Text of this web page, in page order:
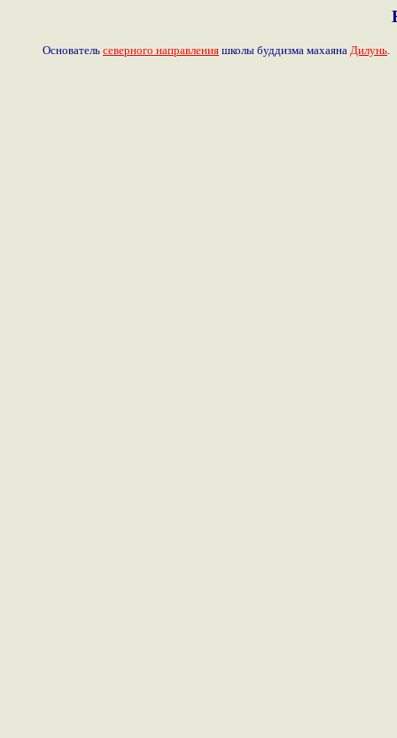
Основатель северного направления школы буддизма махаяна Дилунь